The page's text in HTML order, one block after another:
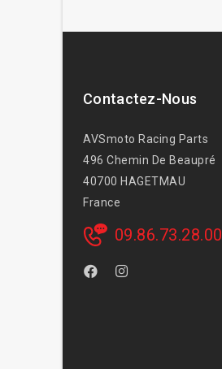
Contactez-Nous
AVSmoto Racing Parts
496 Chemin De Beaupré
40700 HAGETMAU
France
09.86.73.28.00